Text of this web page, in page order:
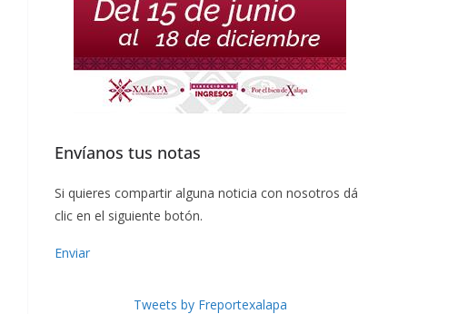
Envíanos tus notas
Si quieres compartir alguna noticia con nosotros dá
clic en el siguiente botón.
Enviar
Tweets by Freportexalapa